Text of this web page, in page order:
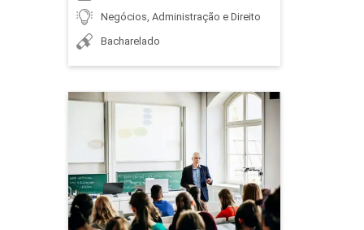
EXTENSÃO
75
Negócios, Administração e Direito
Bacharelado
Administração
Detalhes do curso
Ir para Inscrição